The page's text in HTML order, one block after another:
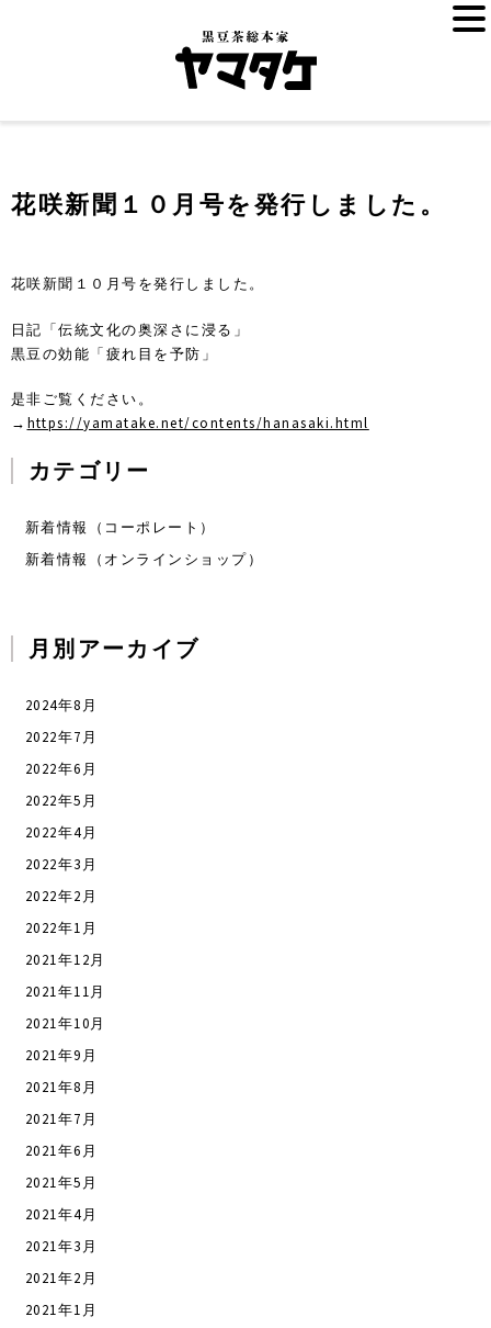
花咲新聞１０月号を発行しました。
花咲新聞１０月号を発行しました。
日記「伝統文化の奥深さに浸る」
黒豆の効能「疲れ目を予防」
是非ご覧ください。
→ https://yamatake.net/contents/hanasaki.html
カテゴリー
新着情報（コーポレート）
新着情報（オンラインショップ）
月別アーカイブ
2024年8月
2022年7月
2022年6月
2022年5月
2022年4月
2022年3月
2022年2月
2022年1月
2021年12月
2021年11月
2021年10月
2021年9月
2021年8月
2021年7月
2021年6月
2021年5月
2021年4月
2021年3月
2021年2月
2021年1月